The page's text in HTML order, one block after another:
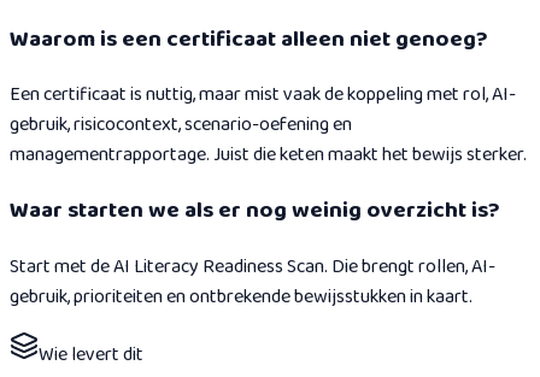
Waarom is een certificaat alleen niet genoeg?
Een certificaat is nuttig, maar mist vaak de koppeling met rol, AI-
gebruik, risicocontext, scenario-oefening en
managementrapportage. Juist die keten maakt het bewijs sterker.
Waar starten we als er nog weinig overzicht is?
Start met de AI Literacy Readiness Scan. Die brengt rollen, AI-
gebruik, prioriteiten en ontbrekende bewijsstukken in kaart.
Wie levert dit